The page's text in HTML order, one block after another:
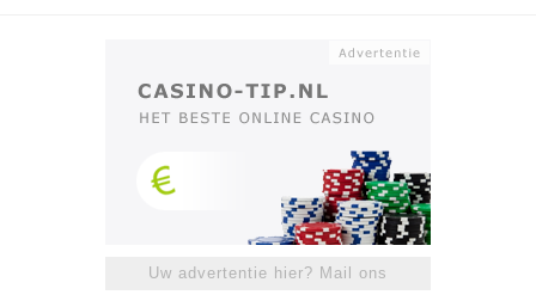
Uw advertentie hier? Mail ons